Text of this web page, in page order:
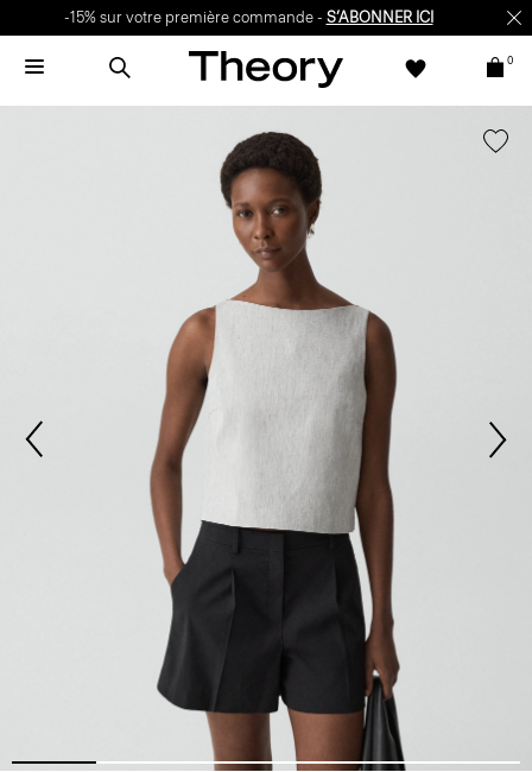
-15% sur votre première commande - S’ABONNER ICI
0